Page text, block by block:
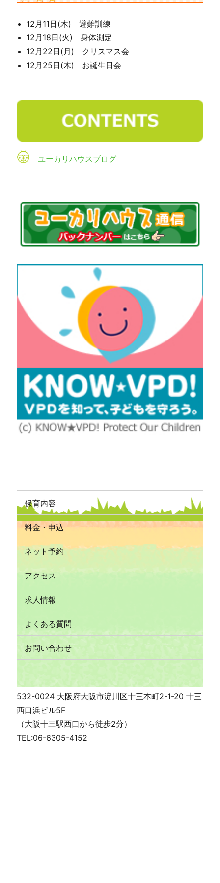
12月11日(木) 避難訓練
12月18日(火) 身体測定
12月22日(月) クリスマス会
12月25日(木) お誕生日会
ユーカリハウスブログ
保育内容
料金・申込
ネット予約
アクセス
求人情報
よくある質問
お問い合わせ
532-0024 大阪府大阪市淀川区十三本町2-1-20 十三
西口浜ビル5F
（大阪十三駅西口から徒歩2分）
TEL:06-6305-4152